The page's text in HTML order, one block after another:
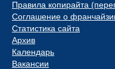
Правила копирайта
Соглашение о
Статистика сайта
Архив
Календарь
Вакансии